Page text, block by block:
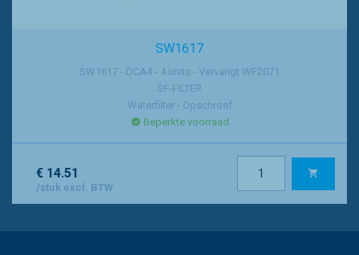
SW1617
SW1617 - DCA4 - 4 units - Vervangt WF2071
SF-FILTER
Waterfilter - Opschroef
Beperkte voorraad
€ 14.51
/stuk excl. BTW